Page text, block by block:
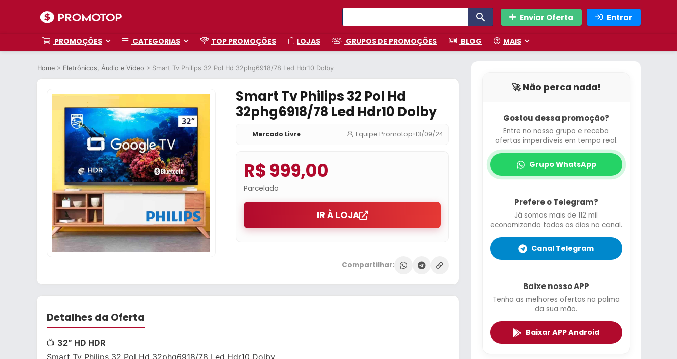
Enviar Oferta Entrar
PROMOÇÕES CATEGORIAS TOP PROMOÇÕES LOJAS GRUPOS DE PROMOÇÕES BLOG MAIS
Home > Eletrônicos, Áudio e Vídeo > Smart Tv Philips 32 Pol Hd 32phg6918/78 Led Hdr10 Dolby
Smart Tv Philips 32 Pol Hd
32phg6918/78 Led Hdr10 Dolby
Mercado Livre Equipe Promotop•13/09/24
R$ 999,00
Parcelado
IR À LOJA
Compartilhar:
Detalhes da Oferta
📺 32″ HD HDR
Smart Tv Philips 32 Pol Hd 32phg6918/78 Led Hdr10 Dolby
🚀 Não perca nada!
Gostou dessa promoção?
Entre no nosso grupo e receba
ofertas imperdíveis em tempo real.
Grupo WhatsApp
Prefere o Telegram?
Já somos mais de 112 mil
economizando todos os dias no canal.
Canal Telegram
Baixe nosso APP
Tenha as melhores ofertas na palma
da sua mão.
Baixar APP Android